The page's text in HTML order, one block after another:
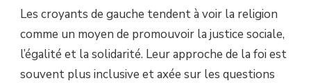
Les croyants de gauche tendent à voir la religion
comme un moyen de promouvoir la justice sociale,
l’égalité et la solidarité. Leur approche de la foi est
souvent plus inclusive et axée sur les questions